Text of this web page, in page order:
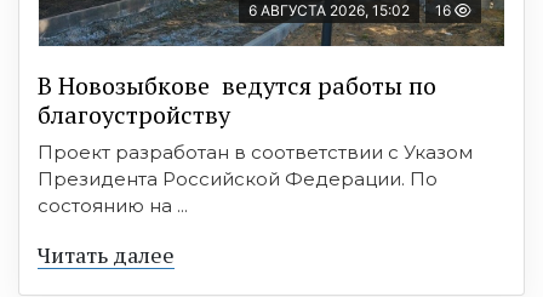
6 АВГУСТА 2026, 15:02 16
В Новозыбкове ведутся работы по
благоустройству
Проект разработан в соответствии с Указом
Президента Российской Федерации. По
состоянию на ...
Читать далее